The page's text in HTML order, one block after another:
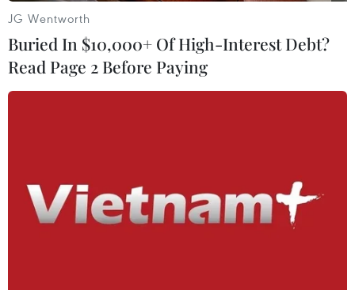
chứng khiến nhà thờ bốc cháy.
JG Wentworth
Buried In $10,000+ Of High-Interest Debt?
Read Page 2 Before Paying